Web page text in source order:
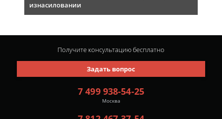
изнасиловании
7 499 938-54-25
Москва
Задать вопрос
Получите консультациюбесплатно